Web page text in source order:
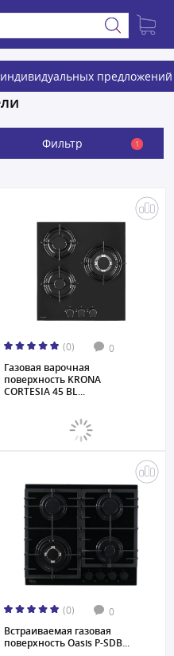
предложений
Фильтр 1
(0) 0
Газовая варочная
поверхность KRONA
CORTESIA 45 BL...
(0) 0
Встраиваемая газовая
поверхность Oasis P-SDB...